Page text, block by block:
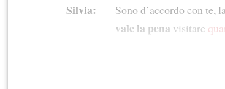
Silvia: Sono d’accordo con te,
vale la pena visitare